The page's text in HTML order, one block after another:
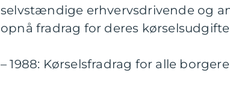
selvstændige erhvervsdrivende og
opnå fradrag for deres
– 1988: Kørselsfradrag for alle borgere